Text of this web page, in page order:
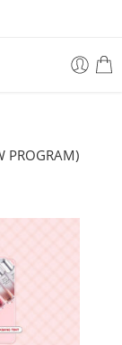
PROGRAM)